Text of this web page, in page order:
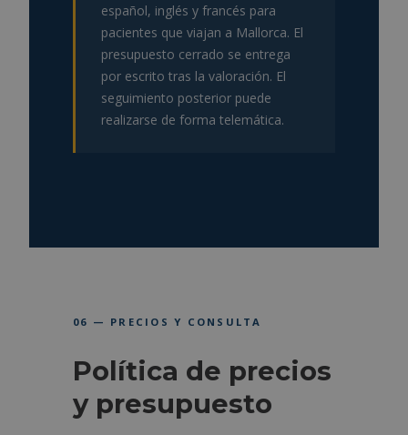
español, inglés y francés para
pacientes que viajan a Mallorca. El
presupuesto cerrado se entrega
por escrito tras la valoración. El
seguimiento posterior puede
realizarse de forma telemática.
06 — PRECIOS Y CONSULTA
Política de precios
y presupuesto